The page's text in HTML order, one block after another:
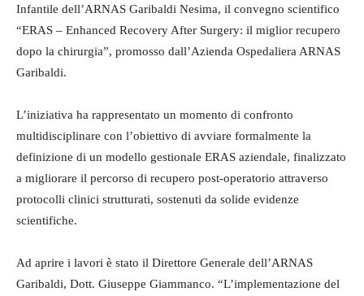
Infantile dell’ARNAS Garibaldi Nesima, il convegno scientifico
“ERAS – Enhanced Recovery After Surgery: il miglior recupero
dopo la chirurgia”, promosso dall’Azienda Ospedaliera ARNAS
Garibaldi.
L’iniziativa ha rappresentato un momento di confronto
multidisciplinare con l’obiettivo di avviare formalmente la
definizione di un modello gestionale ERAS aziendale, finalizzato
a migliorare il percorso di recupero post-operatorio attraverso
protocolli clinici strutturati, sostenuti da solide evidenze
scientifiche.
Ad aprire i lavori è stato il Direttore Generale dell’ARNAS
Garibaldi, Dott. Giuseppe Giammanco. “L’implementazione del